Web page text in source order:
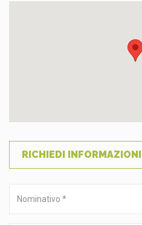
RICHIEDI INFORMAZIONI